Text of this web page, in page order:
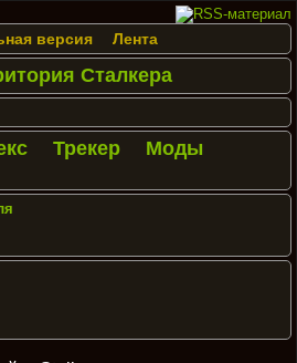
версия Лента
Сталкера
Трекер
Моды